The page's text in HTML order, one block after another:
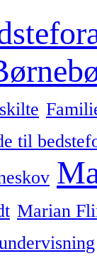
til
Marian